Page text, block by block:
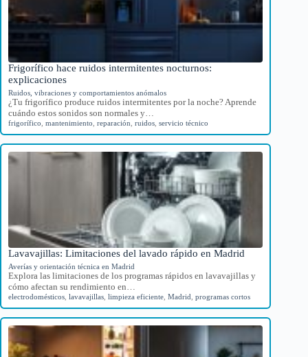
Frigorífico hace ruidos intermitentes nocturnos:
explicaciones
Ruidos, vibraciones y comportamientos anómalos
¿Tu frigorífico produce ruidos intermitentes por la noche? Aprende
cuándo estos sonidos son normales y…
frigorífico mantenimiento reparación ruidos servicio técnico
Lavavajillas: Limitaciones del lavado rápido en Madrid
Averías y orientación técnica en Madrid
Explora las limitaciones de los programas rápidos en lavavajillas y
cómo afectan su rendimiento en…
electrodomésticos lavavajillas limpieza eficiente Madrid programas cortos